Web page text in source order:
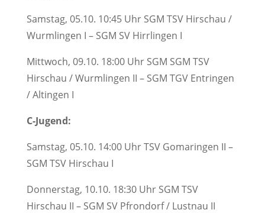
Samstag, 05.10. 10:45 Uhr SGM TSV Hirschau /
Wurmlingen I – SGM SV Hirrlingen I
Mittwoch, 09.10. 18:00 Uhr SGM SGM TSV
Hirschau / Wurmlingen II – SGM TGV Entringen
/ Altingen I
C-Jugend:
Samstag, 05.10. 14:00 Uhr TSV Gomaringen II –
SGM TSV Hirschau I
Donnerstag, 10.10. 18:30 Uhr SGM TSV
Hirschau II – SGM SV Pfrondorf / Lustnau II